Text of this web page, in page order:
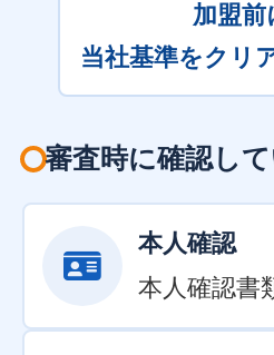
加盟
当社基準をクリ
審査時に確認し
本人確認
本人確認書